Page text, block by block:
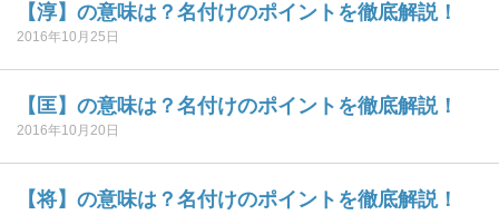
【淳】の意味は？名付けのポイントを徹底解説！
2016年10月25日
【匡】の意味は？名付けのポイントを徹底解説！
2016年10月20日
【将】の意味は？名付けのポイントを徹底解説！